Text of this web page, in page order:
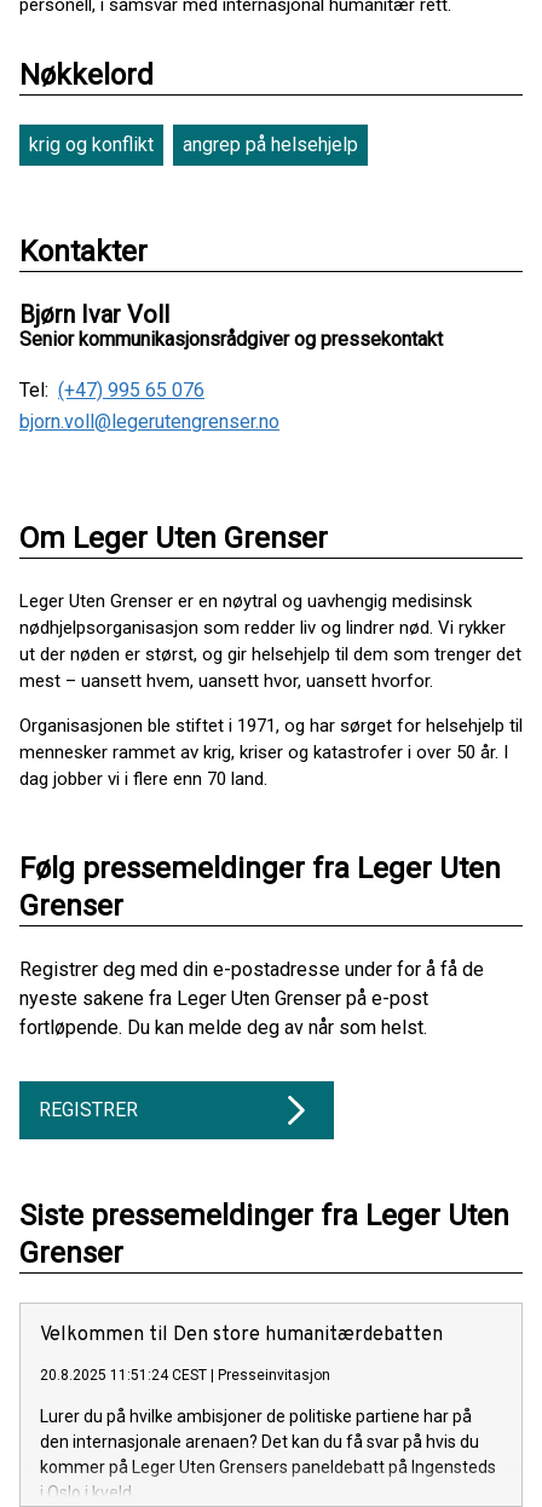
personell, i samsvar med internasjonal humanitær rett.
Nøkkelord
krig og konflikt angrep på helsehjelp
Kontakter
Bjørn Ivar Voll
Senior kommunikasjonsrådgiver og pressekontakt
Tel: (+47) 995 65 076
bjorn.voll@legerutengrenser.no
Om Leger Uten Grenser
Leger Uten Grenser er en nøytral og uavhengig medisinsk
nødhjelpsorganisasjon som redder liv og lindrer nød. Vi rykker
ut der nøden er størst, og gir helsehjelp til dem som trenger det
mest – uansett hvem, uansett hvor, uansett hvorfor.
Organisasjonen ble stiftet i 1971, og har sørget for helsehjelp til
mennesker rammet av krig, kriser og katastrofer i over 50 år. I
dag jobber vi i flere enn 70 land.
Følg pressemeldinger fra Leger Uten
Grenser
Registrer deg med din e-postadresse under for å få de
nyeste sakene fra Leger Uten Grenser på e-post
fortløpende. Du kan melde deg av når som helst.
REGISTRER
Siste pressemeldinger fra Leger Uten
Grenser
Velkommen til Den store humanitærdebatten
20.8.2025 11:51:24 CEST Presseinvitasjon
Lurer du på hvilke ambisjoner de politiske partiene har på
den internasjonale arenaen? Det kan du få svar på hvis du
kommer på Leger Uten Grensers paneldebatt på Ingensteds
i Oslo i kveld.